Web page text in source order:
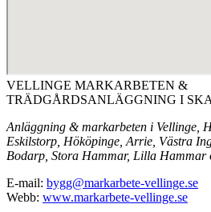
VELLINGE MARKARBETEN &
TRÄDGÅRDSANLÄGGNING I
Anläggning & markarbeten i Vellinge,
Eskilstorp, Hököpinge, Arrie, Västra
Bodarp, Stora Hammar, Lilla Hammar
E-mail: bygg@markarbete-vellinge.se
Webb: www.markarbete-vellinge.se